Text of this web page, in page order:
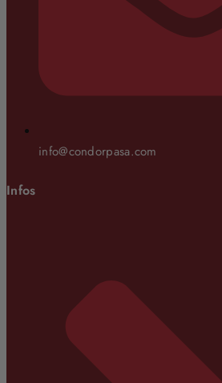
info@condorpasa.com
Infos